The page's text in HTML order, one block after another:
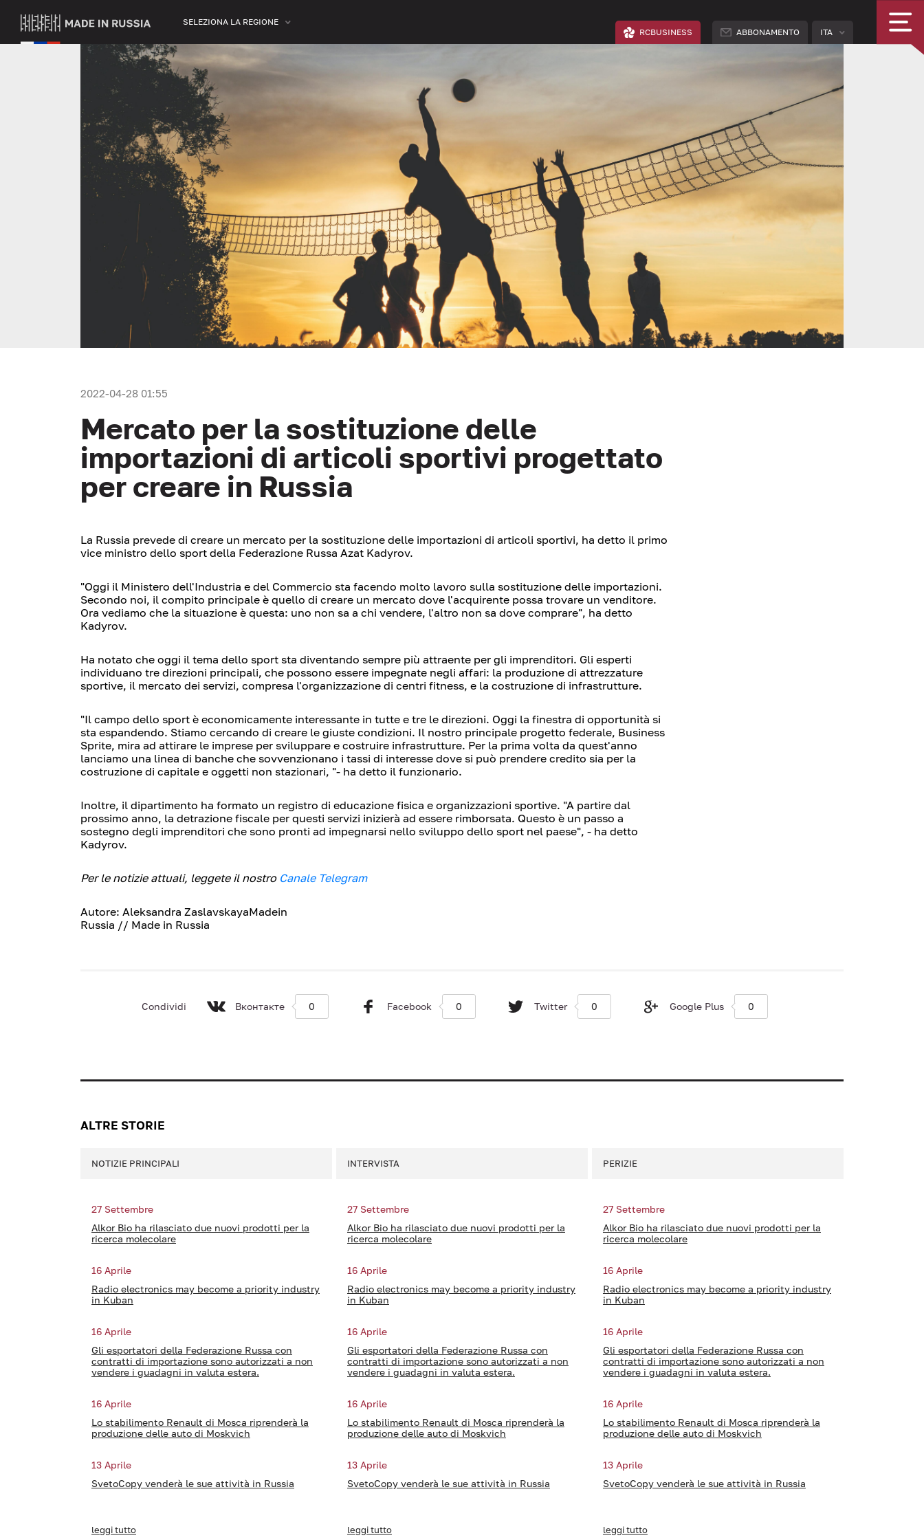
SELEZIONA LA REGIONE
RCBUSINESS
ABBONAMENTO ITA
2022-04-28 01:55
Mercato per la sostituzione delle
importazioni di articoli sportivi progettato
per creare in Russia
La Russia prevede di creare un mercato per la sostituzione delle importazioni di articoli sportivi, ha detto il primo
vice ministro dello sport della Federazione Russa Azat Kadyrov.
"Oggi il Ministero dell'Industria e del Commercio sta facendo molto lavoro sulla sostituzione delle importazioni.
Secondo noi, il compito principale è quello di creare un mercato dove l'acquirente possa trovare un venditore.
Ora vediamo che la situazione è questa: uno non sa a chi vendere, l'altro non sa dove comprare", ha detto
Kadyrov.
Ha notato che oggi il tema dello sport sta diventando sempre più attraente per gli imprenditori. Gli esperti
individuano tre direzioni principali, che possono essere impegnate negli affari: la produzione di attrezzature
sportive, il mercato dei servizi, compresa l'organizzazione di centri fitness, e la costruzione di infrastrutture.
"Il campo dello sport è economicamente interessante in tutte e tre le direzioni. Oggi la finestra di opportunità si
sta espandendo. Stiamo cercando di creare le giuste condizioni. Il nostro principale progetto federale, Business
Sprite, mira ad attirare le imprese per sviluppare e costruire infrastrutture. Per la prima volta da quest'anno
lanciamo una linea di banche che sovvenzionano i tassi di interesse dove si può prendere credito sia per la
costruzione di capitale e oggetti non stazionari, "- ha detto il funzionario.
Inoltre, il dipartimento ha formato un registro di educazione fisica e organizzazioni sportive. "A partire dal
prossimo anno, la detrazione fiscale per questi servizi inizierà ad essere rimborsata. Questo è un passo a
sostegno degli imprenditori che sono pronti ad impegnarsi nello sviluppo dello sport nel paese", - ha detto
Kadyrov.
Per le notizie attuali, leggete il nostro Canale Telegram
Autore: Aleksandra ZaslavskayaMadein
Russia // Made in Russia
Condividi Вконтакте 0 Facebook 0 Twitter 0 Google Plus 0
ALTRE STORIE
NOTIZIE PRINCIPALI
27 Settembre
Alkor Bio ha rilasciato due nuovi prodotti per la
ricerca molecolare
16 Aprile
Radio electronics may become a priority industry
in Kuban
16 Aprile
Gli esportatori della Federazione Russa con
contratti di importazione sono autorizzati a non
vendere i guadagni in valuta estera.
16 Aprile
Lo stabilimento Renault di Mosca riprenderà la
produzione delle auto di Moskvich
13 Aprile
SvetoCopy venderà le sue attività in Russia
leggi tutto
INTERVISTA
27 Settembre
Alkor Bio ha rilasciato due nuovi prodotti per la
ricerca molecolare
16 Aprile
Radio electronics may become a priority industry
in Kuban
16 Aprile
Gli esportatori della Federazione Russa con
contratti di importazione sono autorizzati a non
vendere i guadagni in valuta estera.
16 Aprile
Lo stabilimento Renault di Mosca riprenderà la
produzione delle auto di Moskvich
13 Aprile
SvetoCopy venderà le sue attività in Russia
leggi tutto
PERIZIE
27 Settembre
Alkor Bio ha rilasciato due nuovi prodotti per la
ricerca molecolare
16 Aprile
Radio electronics may become a priority industry
in Kuban
16 Aprile
Gli esportatori della Federazione Russa con
contratti di importazione sono autorizzati a non
vendere i guadagni in valuta estera.
16 Aprile
Lo stabilimento Renault di Mosca riprenderà la
produzione delle auto di Moskvich
13 Aprile
SvetoCopy venderà le sue attività in Russia
leggi tutto